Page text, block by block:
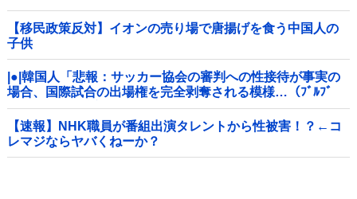
【移民政策反対】イオンの売り場で唐揚げを食う中国人の
子供
|●|韓国人「悲報：サッカー協会の審判への性接待が事実の
場合、国際試合の出場権を完全剥奪される模様…（ﾌﾞﾙﾌﾞ
ﾙ」＝韓国の反応
【速報】NHK職員が番組出演タレントから性被害！？←コ
レマジならヤバくねーか？